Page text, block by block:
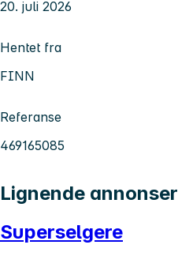
20. juli 2026
Hentet fra
FINN
Referanse
469165085
Lignende annonser
Superselgere